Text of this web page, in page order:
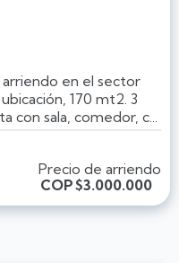
en el sector
170 mt2. 3
con sala, comedor, c...
Precio de arriendo
COP$3.000.000